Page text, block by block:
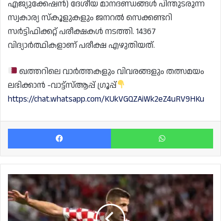
എജ്യുക്കേഷൻ) ദേശീയ മാനദണ്ഡങ്ങൾ പിന്തുടരുന്ന
സ്വകാര്യ സ്‌കൂളുകളും ജനറൽ സെക്കണ്ടറി
സർട്ടിഫിക്കറ്റ് പരീക്ഷകൾ നടത്തി. 14367
വിദ്യാർത്ഥികളാണ് പരീക്ഷ എഴുതിയത്.
ഖത്തറിലെ വാർത്തകളും വിവരങ്ങളും തത്സമയം
ലഭിക്കാൻ -വാട്ട്സ്ആപ്പ് ഗ്രൂപ്പ്
https://chat.whatsapp.com/KUkVGQZAiWk2eZ4uRV9HKu
Facebook
കരുത്തോടെ
ക്രൊയേഷ്യ;
കാനഡ
പുറത്ത്